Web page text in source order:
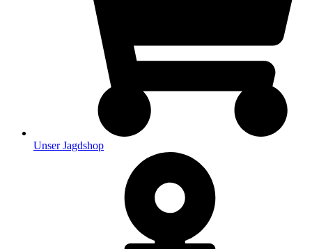
Unser Jagdshop